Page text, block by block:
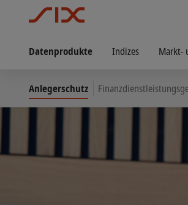
Datenprodukte Indizes Markt-
Anlegerschutz